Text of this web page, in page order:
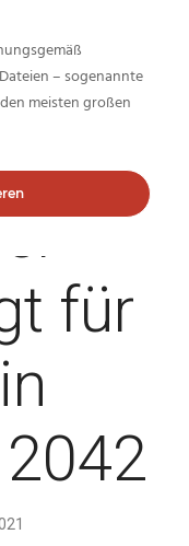
für
– sogenannte
meisten großen